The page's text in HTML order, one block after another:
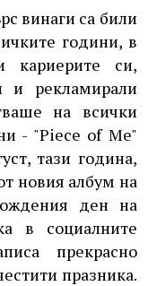
винаги са били
години, в
кариерите си,
и рекламирали
на всички
- "Piece of Me"
тази година,
новия албум на
ден на
в социалните
прекрасно
празника.